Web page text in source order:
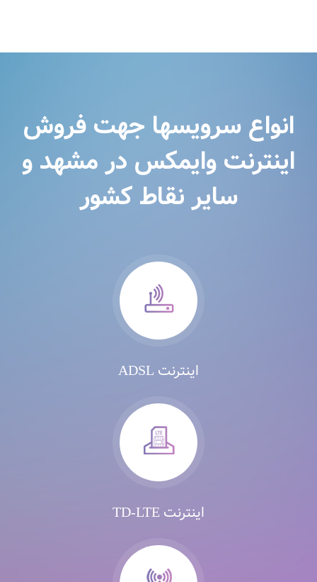
انواع سرویسها جهت فروش
اینترنت وایمکس در مشهد و
سایر نقاط کشور
اینترنت ADSL
اینترنت TD-LTE